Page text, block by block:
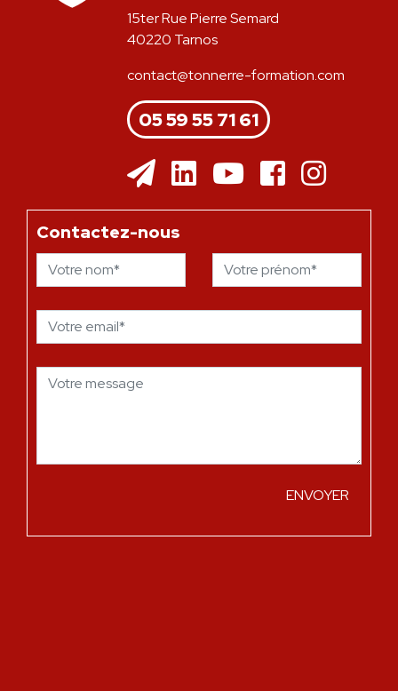
15ter Rue Pierre Semard
40220 Tarnos
contact@tonnerre-formation.com
05 59 55 71 61
Contactez-nous